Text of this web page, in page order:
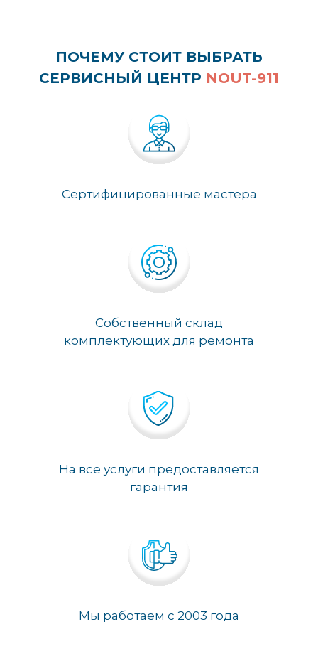
ПОЧЕМУ СТОИТ ВЫБРАТЬ
СЕРВИСНЫЙ ЦЕНТР NOUT-911
Сертифицированные мастера
Собственный склад
комплектующих для ремонта
На все услуги предоставляется
гарантия
Мы работаем с 2003 года